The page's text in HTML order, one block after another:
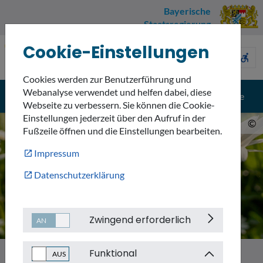
Bayerische
Staatsregierung
Umweltnavigator
sign_language accessible_forward
Menü search Suche
©
Cookie-Einstellungen
Cookies werden zur Benutzerführung und
Webanalyse verwendet und helfen dabei, diese
Webseite zu verbessern. Sie können die Cookie-
Einstellungen jederzeit über den Aufruf in der
Fußzeile öffnen und die Einstellungen bearbeiten.
Impressum
Datenschutzerklärung
Zwingend erforderlich
Funktional